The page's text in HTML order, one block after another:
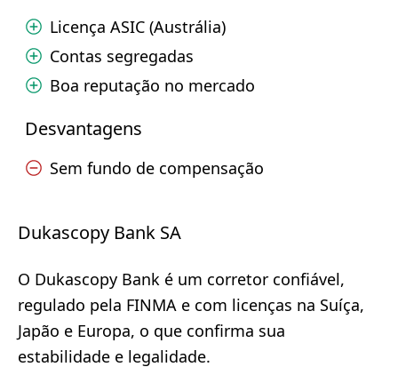
Licença ASIC (Austrália)
Contas segregadas
Boa reputação no mercado
Desvantagens
Sem fundo de compensação
Dukascopy Bank SA
O Dukascopy Bank é um corretor confiável,
regulado pela FINMA e com licenças na Suíça,
Japão e Europa, o que confirma sua
estabilidade e legalidade.